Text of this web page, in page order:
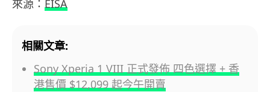
來源： EISA
相關文章:
Sony Xperia 1 VIII 正式發佈 四色選擇 + 香
港售價 $12,099 起今午開賣